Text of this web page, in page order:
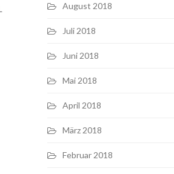
August 2018
Juli 2018
Juni 2018
Mai 2018
April 2018
März 2018
Februar 2018